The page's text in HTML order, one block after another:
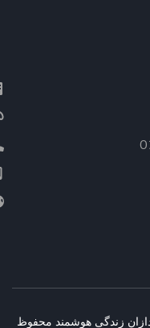
زندگی هوشمند محفوظ